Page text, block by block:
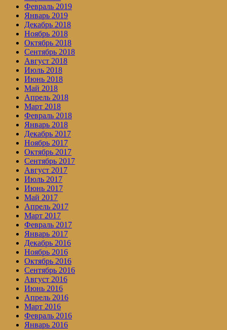
Февраль 2019
Январь 2019
Декабрь 2018
Ноябрь 2018
Октябрь 2018
Сентябрь 2018
Август 2018
Июль 2018
Июнь 2018
Май 2018
Апрель 2018
Март 2018
Февраль 2018
Январь 2018
Декабрь 2017
Ноябрь 2017
Октябрь 2017
Сентябрь 2017
Август 2017
Июль 2017
Июнь 2017
Май 2017
Апрель 2017
Март 2017
Февраль 2017
Январь 2017
Декабрь 2016
Ноябрь 2016
Октябрь 2016
Сентябрь 2016
Август 2016
Июнь 2016
Апрель 2016
Март 2016
Февраль 2016
Январь 2016